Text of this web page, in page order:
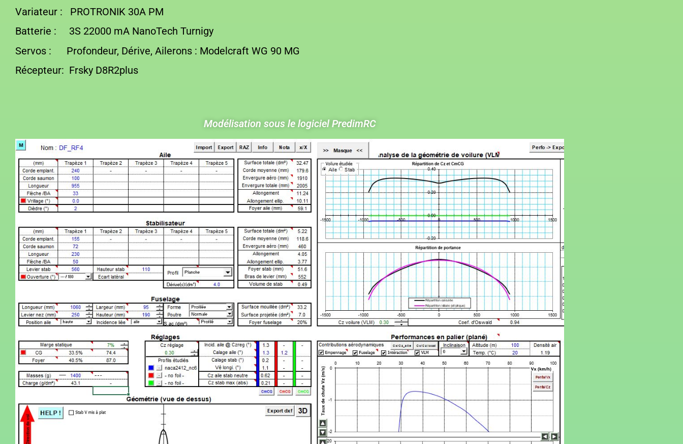
Variateur : PROTRONIK 30A PM
Batterie : 3S 22000 mA NanoTech Turnigy
Servos : Profondeur, Dérive, Ailerons : Modelcraft WG 90 MG
Récepteur: Frsky D8R2plus
Modélisation sous le logiciel PredimRC